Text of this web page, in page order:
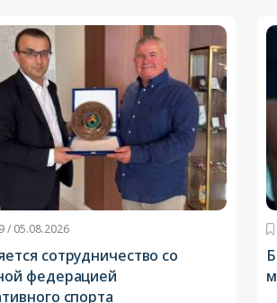
/ 05.08.2026
сотрудничество со
федерацией
спорта